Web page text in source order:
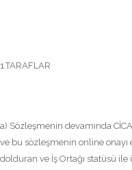
1.TARAFLAR
a) Sözleşmenin devamında
ve bu sözleşmenin online onayı
dolduran ve İş Ortağı statüsü ile